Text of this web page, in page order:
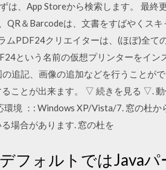
は、App Storeから検索します。 最
QR＆Barcodeは、文書をすばやくス
ムPDF24クリエイターは、(ほぼ)全て
という名前の仮想プリンターをイ
追記、画像の追加などを行うことが
ことが出来ます。 ▽ 続きを見る ▽.
環境 ：: Windows XP/Vista/7. 窓の杜
場合があります. 窓の杜を
フォルトではJava